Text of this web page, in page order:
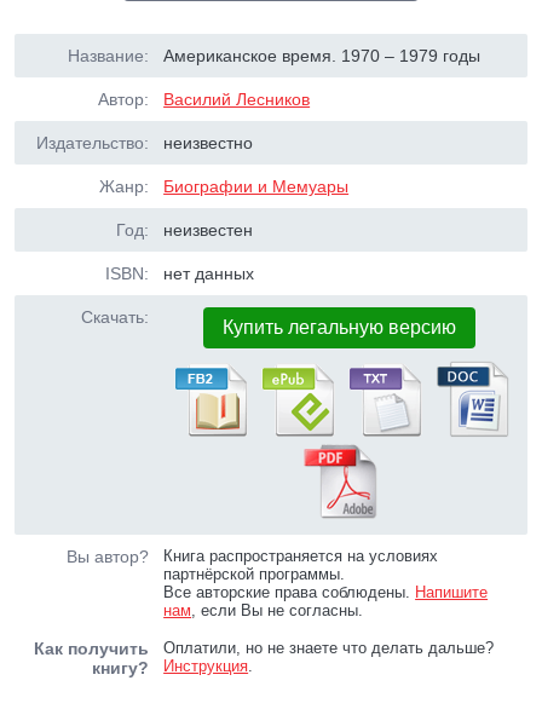
Название: Американское время. 1970 – 1979 годы
Автор: Василий Лесников
Издательство: неизвестно
Жанр: Биографии и Мемуары
Год: неизвестен
ISBN: нет данных
Скачать: Купить легальную версию
Вы автор?
Книга распространяется на условиях
партнёрской программы.
Все авторские права соблюдены. Напишите
нам, если Вы не согласны.
Как получить
книгу?
Оплатили, но не знаете что делать дальше?
Инструкция.